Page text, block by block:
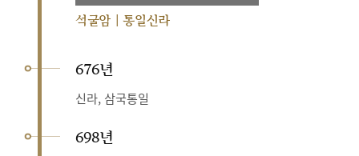
석굴암 | 통일신라
676년
신라, 삼국통일
698년